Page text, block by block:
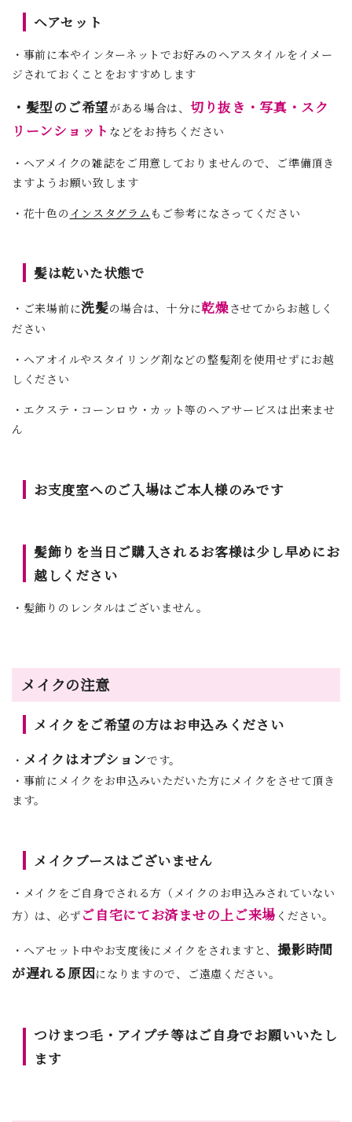
ヘアセット
・事前に本やインターネットでお好みのヘアスタイルをイメー
ジされておくことをおすすめします
・髪型のご希望がある場合は、 切り抜き・写真・スク
リーンショット などをお持ちください
・ヘアメイクの雑誌をご用意しておりませんので、ご準備頂き
ますようお願い致します
・花十色の インスタグラム もご参考になさってください
髪は乾いた状態で
・ご来場前に洗髪の場合は、十分に乾燥させてからお越しく
ださい
・ヘアオイルやスタイリング剤などの整髪剤を使用せずにお越
しください
・エクステ・コーンロウ・カット等のヘアサービスは出来ませ
ん
お支度室へのご入場はご本人様のみです
髪飾りを当日ご購入されるお客様は少し早めにお
越しください
・髪飾りのレンタルはございません。
メイクの注意
メイクをご希望の方はお申込みください
・ メイクはオプションです。
・事前にメイクをお申込みいただいた方にメイクをさせて頂き
ます。
メイクブースはございません
・メイクをご自身でされる方（メイクのお申込みされていない
方）は、必ず ご自宅にてお済ませの上ご来場 ください。
・ヘアセット中やお支度後にメイクをされますと、撮影時間
が遅れる原因になりますので、ご遠慮ください。
つけまつ毛・アイプチ等はご自身でお願いいたし
ます